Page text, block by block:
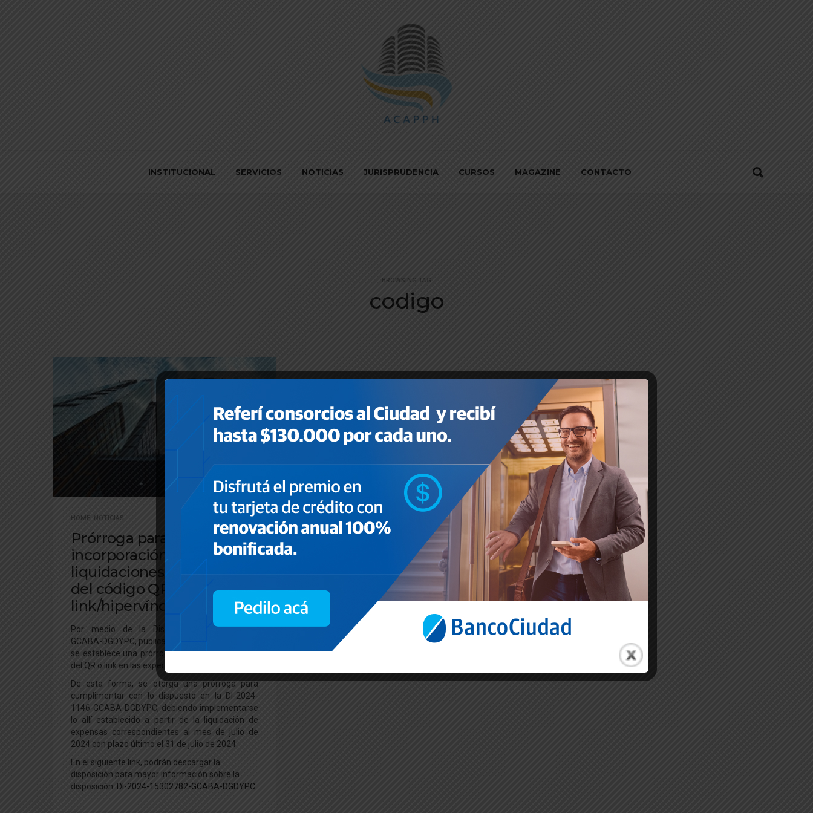
INSTITUCIONAL SERVICIOS NOTICIAS JURISPRUDENCIA CURSOS MAGAZINE CONTACTO
BROWSING TAG
codigo
HOME NOTICIAS
Prórroga para la
incorporación en las
liquidaciones de expensas
del código QR o
link/hipervínculo
Por medio de la Disposición DI-2024-2373-
GCABA-DGDYPC, publicada el pasado 19 de abril,
se establece una prórroga para la incorporación
del QR o link en las expensas para los Consorcios.
De esta forma, se otorga una prórroga para
cumplimentar con lo dispuesto en la DI-2024-
1146-GCABA-DGDYPC, debiendo implementarse
lo allí establecido a partir de la liquidación de
expensas correspondientes al mes de julio de
2024 con plazo último el 31 de julio de 2024.
En el siguiente link, podrán descargar la
disposición para mayor información sobre la
disposición: DI-2024-15302782-GCABA-DGDYPC